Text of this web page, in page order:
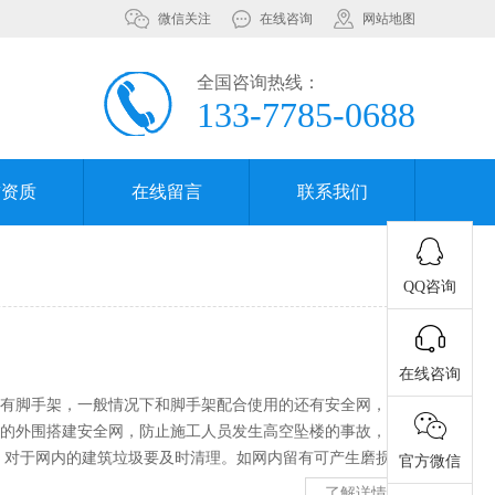
微信关注 在线咨询 网站地图
全国咨询热线：
133-7785-0688
质 在线留言 联系我们
手架，一般情况下和脚手架配合使用的还有安全网，我
围搭建安全网，防止施工人员发生高空坠楼的事故，那
于网内的建筑垃圾要及时清理。如网内留有可产生磨损的
并且避免焊接火星进入网内，避免接触高温环境。 第二，
QQ咨询
在线咨询
官方微信